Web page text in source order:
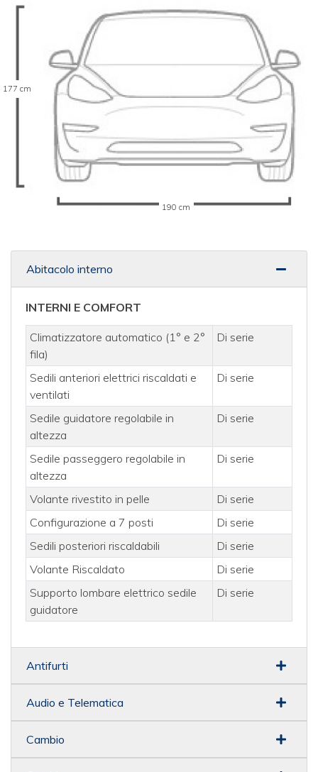
177 cm
190 cm
Abitacolo interno
INTERNI E COMFORT
Climatizzatore automatico (1° e 2°
fila)
Di serie
Sedili anteriori elettrici riscaldati e
ventilati
Di serie
Sedile guidatore regolabile in
altezza
Di serie
Sedile passeggero regolabile in
altezza
Di serie
Volante rivestito in pelle
Di serie
Configurazione a 7 posti
Di serie
Sedili posteriori riscaldabili
Di serie
Volante Riscaldato
Di serie
Supporto lombare elettrico sedile
guidatore
Di serie
Antifurti
Audio e Telematica
Cambio